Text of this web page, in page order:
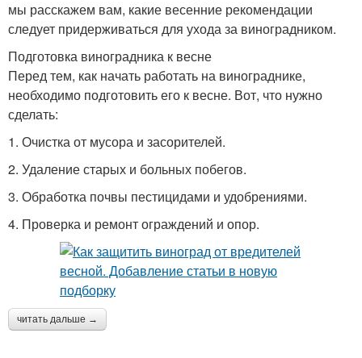
мы расскажем вам, какие весенние рекомендации
следует придерживаться для ухода за виноградником.
Подготовка виноградника к весне
Перед тем, как начать работать на винограднике,
необходимо подготовить его к весне. Вот, что нужно
сделать:
1. Очистка от мусора и засорителей.
2. Удаление старых и больных побегов.
3. Обработка почвы пестицидами и удобрениями.
4. Проверка и ремонт ограждений и опор.
читать дальше →